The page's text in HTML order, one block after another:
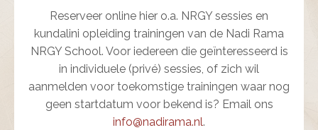
Reserveer online hier o.a. NRGY sessies en
kundalini opleiding trainingen van de Nadi Rama
NRGY School. Voor iedereen die geïnteresseerd is
in individuele (privé) sessies, of zich wil
aanmelden voor toekomstige trainingen waar nog
geen startdatum voor bekend is? Email ons
info@nadirama.nl.